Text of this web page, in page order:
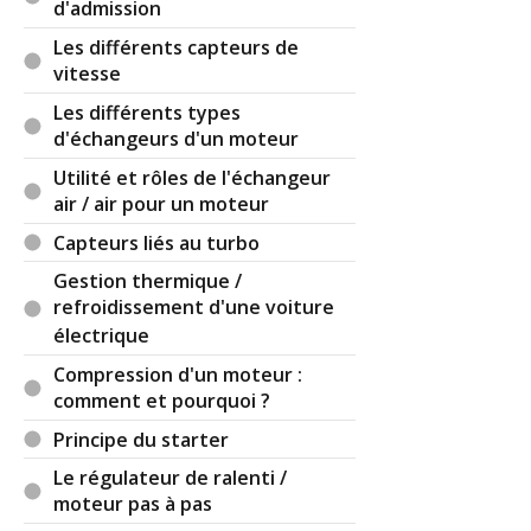
ParUlrich 34(Date : 2018-09-03 15:15:06)
Bonjour
je trouve génial votre site et je tiens a vous
féliciter pour ce beau travail.
j'ai une préoccupation svp: SUPERB année 2007
avec un moteur transversal HS mais je viens d'en
commander un et a ma grande surprise celui ci est
un moteur en longitudinal ce qui est une erreurs
d'achat. que faire? ya t'il un moyen de monter un
moteur en longitudinal sur voiture a moteur
transversal? j'ai besoin de votre aide svp et
conseils;
Il y a6réaction(s) sur ce commentaire :
d'admission
Les différents capteurs de
vitesse
Les différents types
d'échangeurs d'un moteur
Utilité et rôles de l'échangeur
air / air pour un moteur
Capteurs liés au turbo
Gestion thermique /
refroidissement d'une voiture
électrique
Compression d'un moteur :
comment et pourquoi ?
Principe du starter
Le régulateur de ralenti /
moteur pas à pas